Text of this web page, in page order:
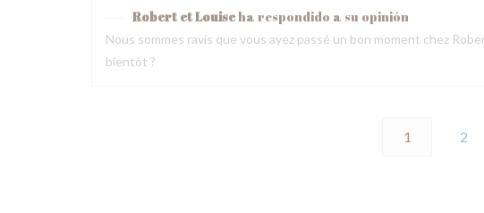
Robert et Louiseha respondido a su opinión
Nous sommes ravis que vous ayez passé un bon moment chez
bientôt ?
1 2